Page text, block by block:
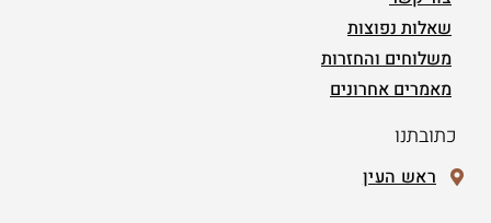
שאלות נפוצות
משלוחים והחזרות
מאמרים אחרונים
כתובתנו
ראש העין